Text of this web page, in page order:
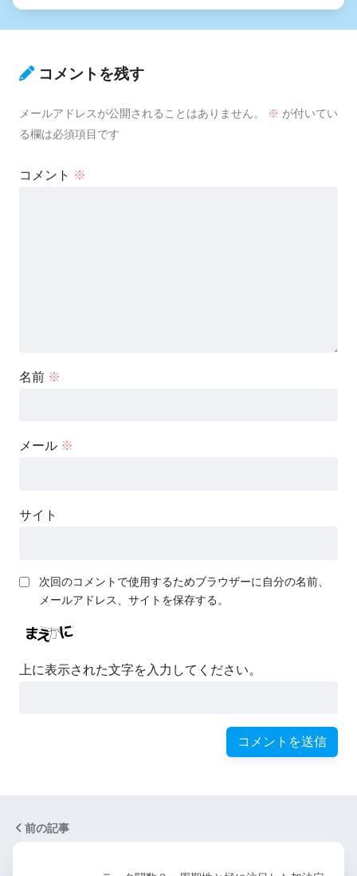
コメントを残す
メールアドレスが公開されることはありません。 ※ が付いてい
る欄は必須項目です
コメント ※
名前 ※
メール ※
サイト
次回のコメントで使用するためブラウザーに自分の名前、
メールアドレス、サイトを保存する。
上に表示された文字を入力してください。
前の記事